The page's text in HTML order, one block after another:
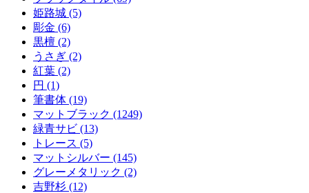
姫路城 (5)
彫金 (6)
黒檀 (2)
うさぎ (2)
紅葉 (2)
円 (1)
筆書体 (19)
マットブラック (1249)
緑青サビ (13)
トレース (5)
マットシルバー (145)
グレーメタリック (2)
吉野杉 (12)